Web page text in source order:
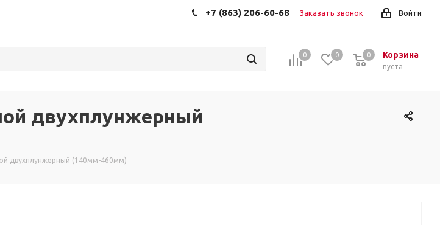
Войти
+7 (863) 206-60-68 Заказать звонок
0 0 Корзина
пуста
0
двухплунжерный
двухплунжерный (140мм-460мм)